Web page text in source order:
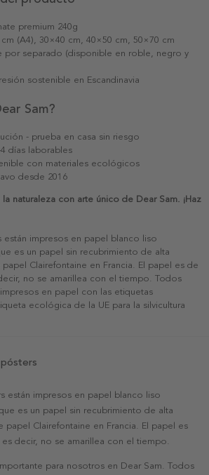
premium 240g
(A4), 30×40 cm, 40×50 cm, 50×70 cm
por separado (disponible en roble, negro y
sostenible en Escandinavia
Sam?
- prueba en casa sin riesgo
días laborables
con materiales ecológicos
desde 2016
naturaleza con arte único de Dear Sam. ¡Haz
están impresos en papel blanco liso
es un papel sin recubrimiento de alta
Clairefontaine en Francia. El papel es de
no se amarillea con el tiempo. Todos
en papel con las etiquetas
ecológica de la UE para la silvicultura
están impresos en papel blanco liso
es un papel sin recubrimiento de alta
papel Clairefontaine en Francia. El papel es
decir, no se amarillea con el tiempo.
para nosotros en Dear Sam. Todos